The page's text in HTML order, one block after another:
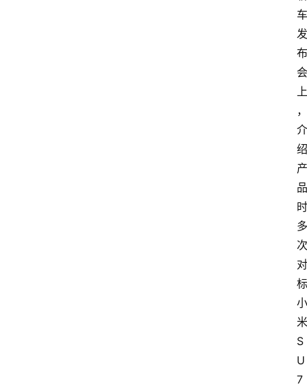
车
发
布
会
上
，
介
绍
产
品
时
多
次
对
标
小
米
S
U
7